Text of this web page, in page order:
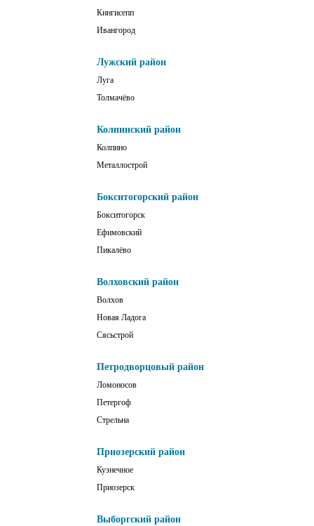
Кингисепп
Ивангород
Лужский район
Луга
Толмачёво
Колпинский район
Колпино
Металлострой
Бокситогорский район
Бокситогорск
Ефимовский
Пикалёво
Волховский район
Волхов
Новая Ладога
Сясьстрой
Петродворцовый район
Ломоносов
Петергоф
Стрельна
Приозерский район
Кузнечное
Приозерск
Выборгский район